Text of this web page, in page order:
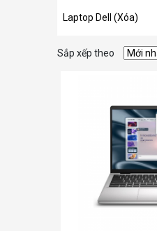
Laptop Dell (Xóa)
Sắp xếp theo